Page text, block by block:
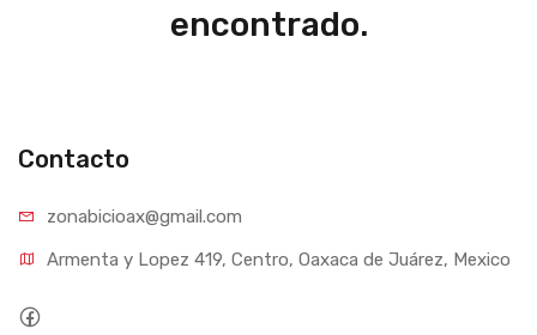
encontrado.
Contacto
zonabicioax@gmail.com
Armenta y Lopez 419, Centro, Oaxaca de Juárez, Mexico